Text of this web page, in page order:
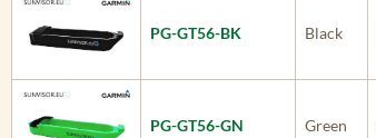
PG-GT56-BK Black
PG-GT56-GN Green